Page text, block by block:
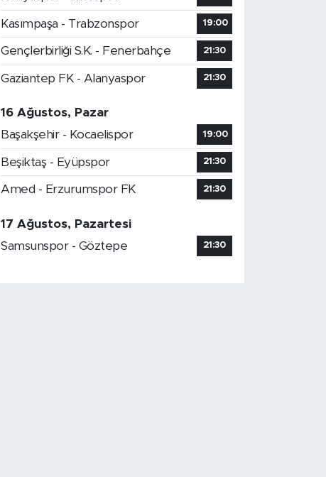
Kasımpaşa - Trabzonspor 19:00
Gençlerbirliği S.K. - Fenerbahçe 21:30
Gaziantep FK - Alanyaspor 21:30
16 Ağustos, Pazar
Başakşehir - Kocaelispor
19:00
Beşiktaş - Eyüpspor 21:30
Amed - Erzurumspor FK 21:30
17 Ağustos, Pazartesi
Samsunspor - Göztepe
21:30